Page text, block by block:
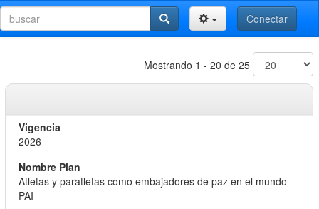
Conectar
Mostrando 1 - 20 de 25
2026
Atletas y paratletas como embajadores de paz en el mundo -
PAI